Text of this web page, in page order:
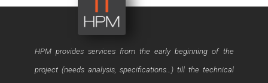
HPM provides services from the early beginning of the
project (needs analysis, specifications…) till the technical
40, rue Oued Fès – Agdal – 10 000